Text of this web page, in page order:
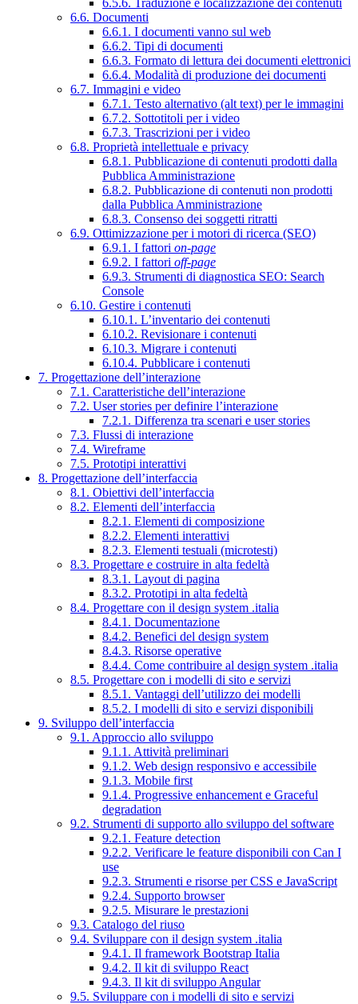
6.6. Documenti
6.6.1. I documenti vanno sul web
6.6.2. Tipi di documenti
6.6.3. Formato di lettura dei documenti elettronici
6.6.4. Modalità di produzione dei documenti
6.7. Immagini e video
6.7.1. Testo alternativo (alt text) per le immagini
6.7.2. Sottotitoli per i video
6.7.3. Trascrizioni per i video
6.8. Proprietà intellettuale e privacy
6.8.1. Pubblicazione di contenuti prodotti dalla
Pubblica Amministrazione
6.8.2. Pubblicazione di contenuti non prodotti
dalla Pubblica Amministrazione
6.8.3. Consenso dei soggetti ritratti
6.9. Ottimizzazione per i motori di ricerca (SEO)
6.9.1. I fattori on-page
6.9.2. I fattori off-page
6.9.3. Strumenti di diagnostica SEO: Search
Console
6.10. Gestire i contenuti
6.10.1. L’inventario dei contenuti
6.10.2. Revisionare i contenuti
6.10.3. Migrare i contenuti
6.10.4. Pubblicare i contenuti
7. Progettazione dell’interazione
7.1. Caratteristiche dell’interazione
7.2. User stories per definire l’interazione
7.2.1. Differenza tra scenari e user stories
7.3. Flussi di interazione
7.4. Wireframe
7.5. Prototipi interattivi
8. Progettazione dell’interfaccia
8.1. Obiettivi dell’interfaccia
8.2. Elementi dell’interfaccia
8.2.1. Elementi di composizione
8.2.2. Elementi interattivi
8.2.3. Elementi testuali (microtesti)
8.3. Progettare e costruire in alta fedeltà
8.3.1. Layout di pagina
8.3.2. Prototipi in alta fedeltà
8.4. Progettare con il design system .italia
8.4.1. Documentazione
8.4.2. Benefici del design system
8.4.3. Risorse operative
8.4.4. Come contribuire al design system .italia
8.5. Progettare con i modelli di sito e servizi
8.5.1. Vantaggi dell’utilizzo dei modelli
8.5.2. I modelli di sito e servizi disponibili
9. Sviluppo dell’interfaccia
9.1. Approccio allo sviluppo
9.1.1. Attività preliminari
9.1.2. Web design responsivo e accessibile
9.1.3. Mobile first
9.1.4. Progressive enhancement e Graceful
degradation
9.2. Strumenti di supporto allo sviluppo del software
9.2.1. Feature detection
9.2.2. Verificare le feature disponibili con Can I
use
9.2.3. Strumenti e risorse per CSS e JavaScript
9.2.4. Supporto browser
9.2.5. Misurare le prestazioni
9.3. Catalogo del riuso
9.4. Sviluppare con il design system .italia
9.4.1. Il framework Bootstrap Italia
9.4.2. Il kit di sviluppo React
9.4.3. Il kit di sviluppo Angular
9.5. Sviluppare con i modelli di sito e servizi